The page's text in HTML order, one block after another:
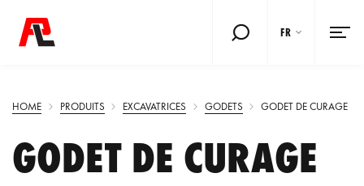
FR
HOME PRODUITS EXCAVATRICES GODETS GODET DE CURAGE
GODET DE CURAGE